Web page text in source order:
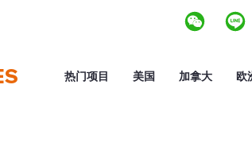
热门项目 美国 加拿大 欧